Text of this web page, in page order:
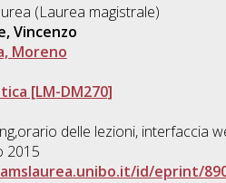
(Laurea magistrale)
Vincenzo
Moreno
[LM-DM270]
delle lezioni, interfaccia
2015
id/eprint/